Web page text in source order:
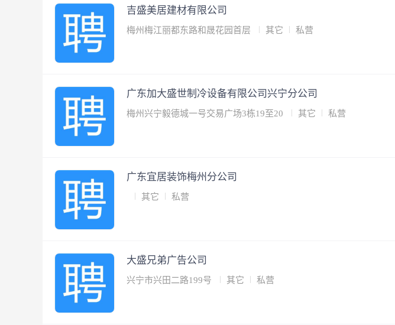
吉盛美居建材有限公司
梅州梅江丽都东路和晟花园首层 其它 私营
广东加大盛世制冷设备有限公司兴宁分公司
梅州兴宁毅德城一号交易广场3栋19至20 其它 私营
广东宜居装饰梅州分公司
其它 私营
大盛兄弟广告公司
兴宁市兴田二路199号 其它 私营